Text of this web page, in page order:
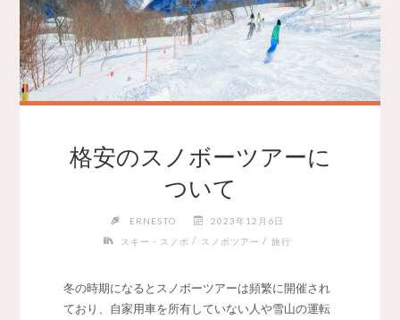
格安のスノボーツアーに
ついて
ERNESTO
2023年12月6日
スキー・スノボ / スノボツアー / 旅行
冬の時期になるとスノボーツアーは頻繁に開催され
ており、自家用車を所有していない人や雪山の運転